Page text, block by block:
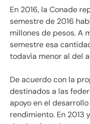
En 2016, la Conade
semestre de 2016
millones de pesos. A
semestre esa
todavía menor al del
De acuerdo con la
destinados a las
apoyo en el
rendimiento. En 2013